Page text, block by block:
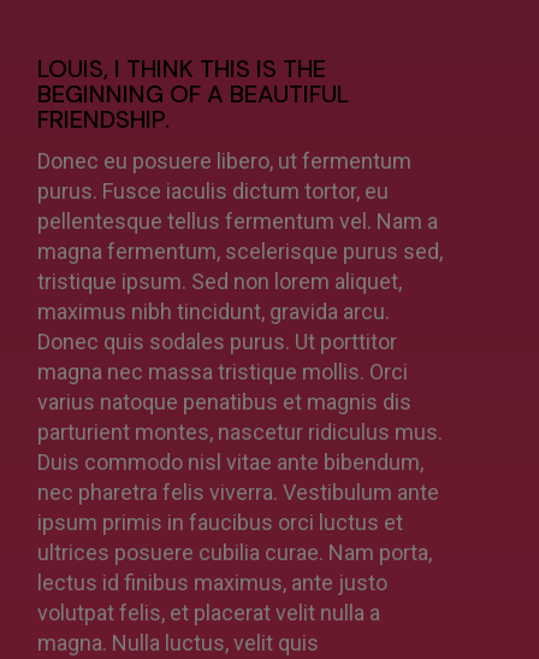
LOUIS, I THINK THIS IS THE
BEGINNING OF A BEAUTIFUL
FRIENDSHIP.
Donec eu posuere libero, ut fermentum
purus. Fusce iaculis dictum tortor, eu
pellentesque tellus fermentum vel. Nam a
magna fermentum, scelerisque purus sed,
tristique ipsum. Sed non lorem aliquet,
maximus nibh tincidunt, gravida arcu.
Donec quis sodales purus. Ut porttitor
magna nec massa tristique mollis. Orci
varius natoque penatibus et magnis dis
parturient montes, nascetur ridiculus mus.
Duis commodo nisl vitae ante bibendum,
nec pharetra felis viverra. Vestibulum ante
ipsum primis in faucibus orci luctus et
ultrices posuere cubilia curae. Nam porta,
lectus id finibus maximus, ante justo
volutpat felis, et placerat velit nulla a
magna. Nulla luctus, velit quis